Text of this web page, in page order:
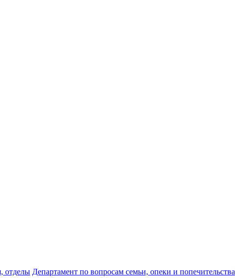
отделы Департамент по вопросам семьи, опеки и попечительства